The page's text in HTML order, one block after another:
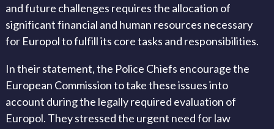
and future challenges requires the allocation of
significant financial and human resources necessary
for Europol to fulfill its core tasks and responsibilities.
In their statement, the Police Chiefs encourage the
European Commission to take these issues into
account during the legally required evaluation of
Europol. They stressed the urgent need for law